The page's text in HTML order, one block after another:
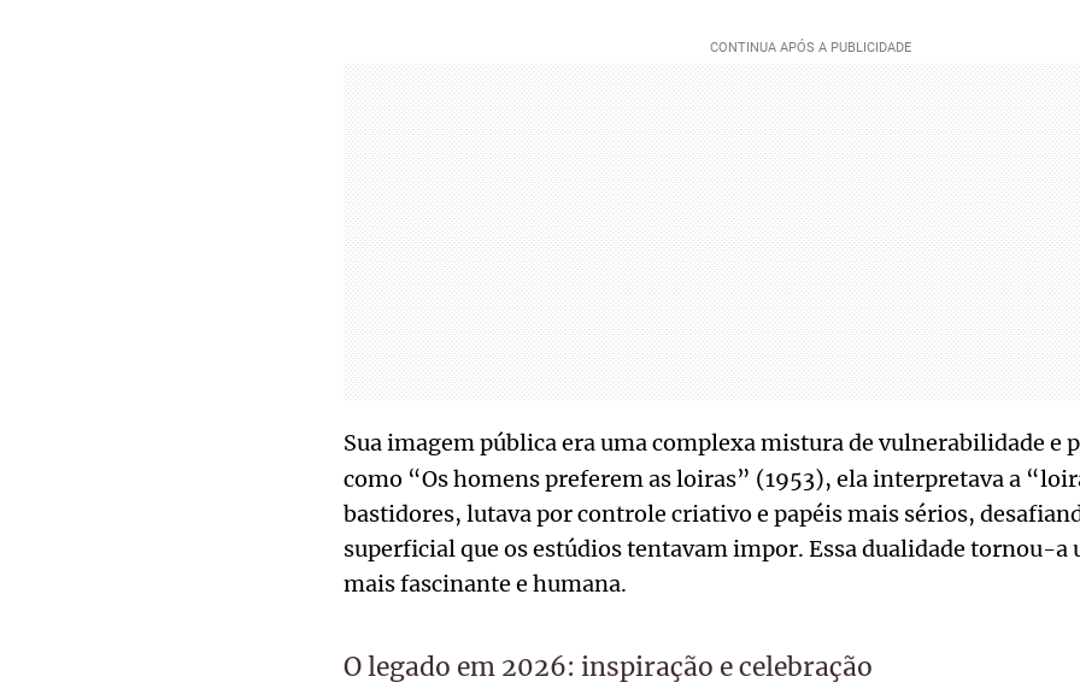
Sua imagem pública era uma complexa mistura de vulnerabilidade e
como “Os homens preferem as loiras” (1953), ela interpretava a
bastidores, lutava por controle criativo e papéis mais sérios,
superficial que os estúdios tentavam impor. Essa dualidade tornou-a
mais fascinante e humana.
O legado em 2026: inspiração e celebração